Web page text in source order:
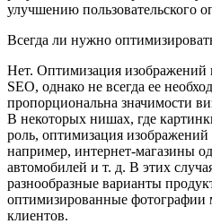
улучшению пользовательского
Всегда ли нужно
Нет. Оптимизация изображений
SEO, однако не всегда ее
пропорциональна значимости
В некоторых нишах, где
роль, оптимизация изображений
например, интернет-магазины
автомобилей и т. д. В этих
разнообразные варианты
оптимизированные фотографии
клиентов.